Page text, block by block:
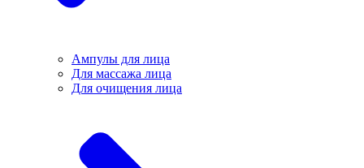
Ампулы для лица
Для массажа лица
Для очищения лица